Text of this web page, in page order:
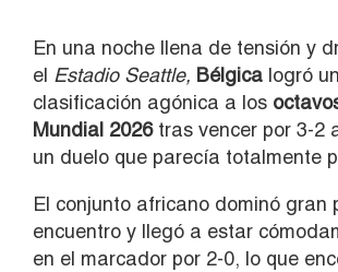
En una noche llena de tensión y
el Estadio Seattle, Bélgica logró
clasificación agónica a los
Mundial 2026tras vencer por 3-2
un duelo que parecía totalmente
El conjunto africano dominó gran
encuentro y llegó a estar
en el marcador por 2-0, lo que